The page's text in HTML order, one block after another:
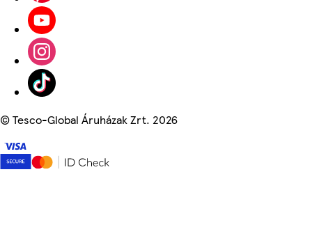
©Tesco-Global Áruházak Zrt. 2026